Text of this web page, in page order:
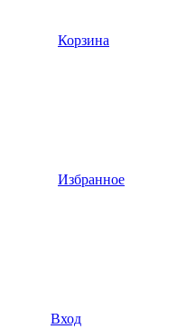
Корзина
Избранное
Вход